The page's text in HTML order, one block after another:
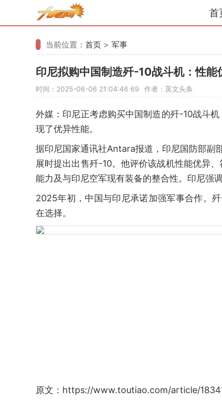
首
当前位置： 首页 > 军事
印尼拟购中国制造歼-10战斗机：性能
时间：2025-06-06 21:04:46 69 作者：英文头条
外媒：印尼正考虑购买中国制造的歼-10战斗
现了优异性能。
据印尼国家通讯社Antara报道，印尼国防部副
展时提出出售歼-10。他评价该战机性能优异
能力及与印尼空军现有装备的整合性。印尼强
2025年初，中国与印尼承诺加强军事合作。
在选择。
原文：https://www.toutiao.com/article/